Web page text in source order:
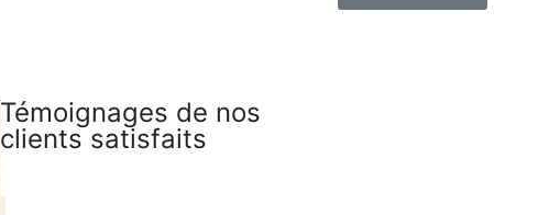
Témoignages de nos
clients satisfaits